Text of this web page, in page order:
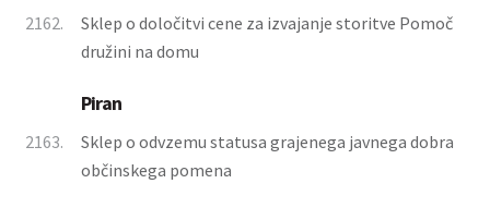
2162.
Sklep o določitvi cene za izvajanje storitve Pomoč
družini na domu
Piran
2163.
Sklep o odvzemu statusa grajenega javnega dobra
občinskega pomena